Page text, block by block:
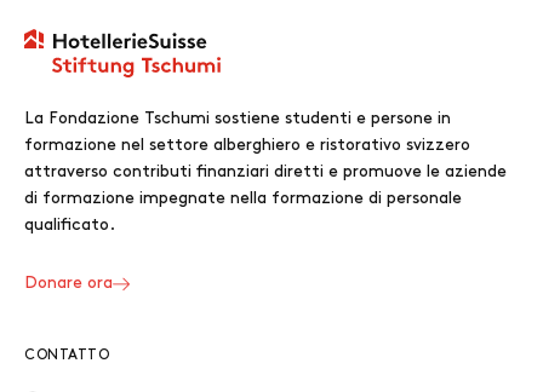
La Fondazione Tschumi sostiene studenti e persone in
formazione nel settore alberghiero e ristorativo svizzero
attraverso contributi finanziari diretti e promuove le aziende
di formazione impegnate nella formazione di personale
qualificato.
Donare ora
CONTATTO